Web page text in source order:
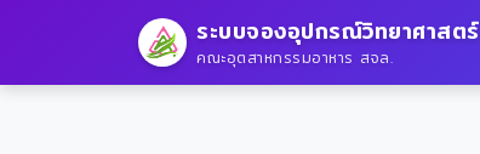
ระบบจองอุปกรณ์วิทยาศาสตร์
คณะอุตสาหกรรมอาหาร สจล.